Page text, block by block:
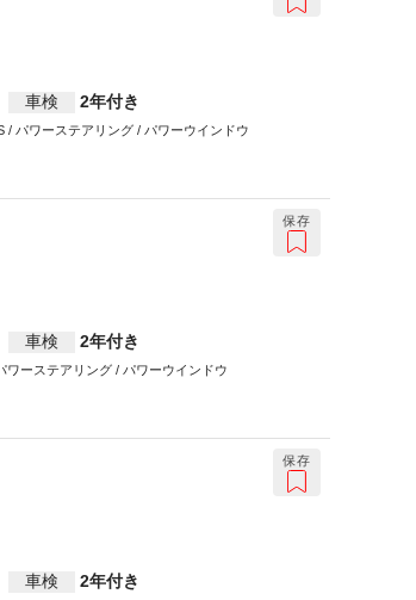
車検 2年付き
ワーステアリング / パワーウインドウ
車検 2年付き
ーステアリング / パワーウインドウ
保存
車検 2年付き
保存